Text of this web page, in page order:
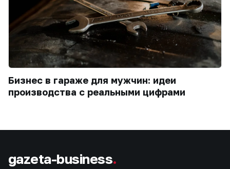
Бизнес в гараже для мужчин: идеи
производства с реальными цифрами
gazeta-business.